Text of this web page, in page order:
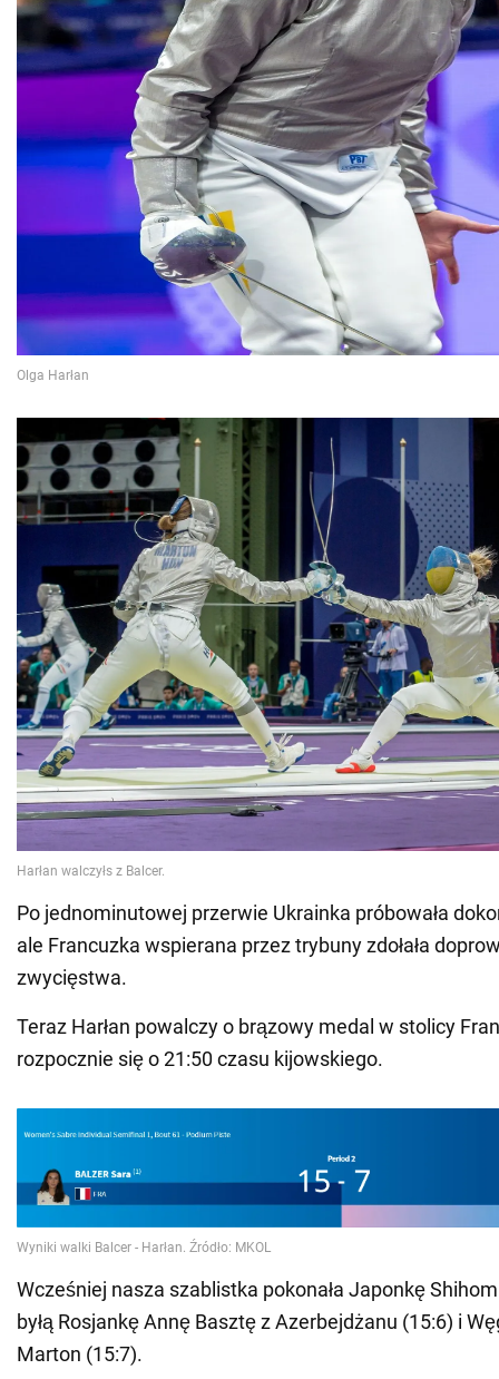
Po jednominutowej przerwie Ukrainka próbowała
ale Francuzka wspierana przez trybuny zdołała
zwycięstwa.
Teraz Harłan powalczy o brązowy medal w stolicy
rozpocznie się o 21:50 czasu kijowskiego.
Wcześniej nasza szablistka pokonała Japonkę
byłą Rosjankę Annę Basztę z Azerbejdżanu (15:6) i
Marton (15:7).